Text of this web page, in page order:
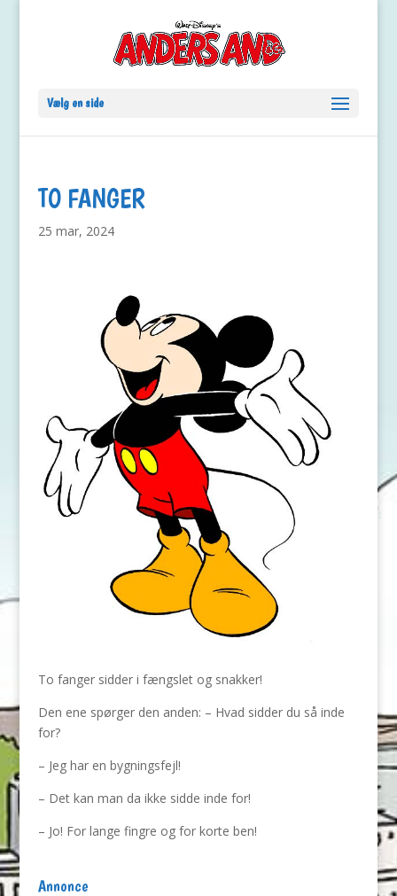
Vælg en side
TO FANGER
25 mar, 2024
To fanger sidder i fængslet og snakker!
Den ene spørger den anden: – Hvad sidder du så inde
for?
– Jeg har en bygningsfejl!
– Det kan man da ikke sidde inde for!
– Jo! For lange fingre og for korte ben!
Annonce